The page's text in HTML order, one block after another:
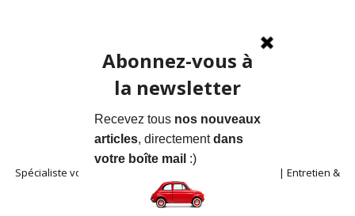
Spécialiste voitures anciennes en Provence | Location | Entretien &
Restauration | Blog